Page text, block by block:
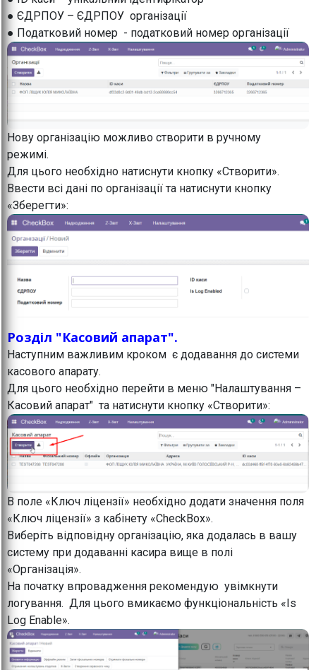
● ЄДРПОУ – ЄДРПОУ організації
● Податковий номер - податковий номер організації
Нову організацію можливо створити в ручному
режимі.
Для цього необхідно натиснути кнопку «Створити».
Ввести всі дані по організації та натиснути кнопку
«Зберегти»:
Розділ "Касовий апарат".
Наступним важливим кроком є додавання до системи
касового апарату.
Для цього необхідно перейти в меню "Налаштування –
Касовий апарат" та натиснути кнопку «Створити»:
В поле «Ключ ліцензії» необхідно додати значення поля
«Ключ ліцензії» з кабінету «CheckBox».
Виберіть відповідну організацію, яка додалась в вашу
систему при додаванні касира вище в полі
«Організація».
На початку впровадження рекомендую увімкнути
логування. Для цього вмикаємо функціональність «Is
Log Enable».